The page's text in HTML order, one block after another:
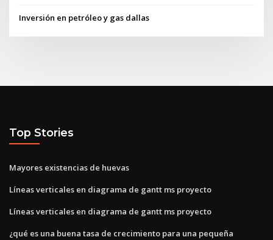
Inversión en petróleo y gas dallas
Top Stories
Mayores existencias de huevas
Líneas verticales en diagrama de gantt ms proyecto
Líneas verticales en diagrama de gantt ms proyecto
¿qué es una buena tasa de crecimiento para una pequeña